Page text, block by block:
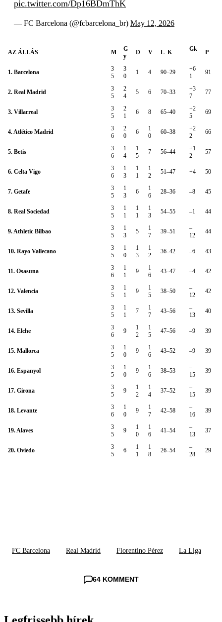
pic.twitter.com/Dp16BDmThK
— FC Barcelona (@fcbarcelona_br) May 12, 2026
AZ ÁLLÁS M
G
y
D V L–K Gk P
1. Barcelona
3
5
3
0
1 4 90–29
+6
1
91
2. Real Madrid
3
5
2
4
5 6 70–33
+3
7
77
3. Villarreal
3
5
2
1
6 8 65–40
+2
5
69
4. Atlético Madrid
3
6
2
0
6
1
0
60–38
+2
2
66
5. Betis
3
6
1
4
1
5
7 56–44
+1
2
57
6. Celta Vigo
3
6
1
3
1
1
1
2
51–47 +4 50
7. Getafe
3
5
1
3
6
1
6
28–36 –8 45
8. Real Sociedad
3
5
1
1
1
1
1
3
54–55 –1 44
9. Athletic Bilbao
3
5
1
3
5
1
7
39–51
–
12
44
10. Rayo Vallecano
3
5
1
0
1
3
1
2
36–42 –6 43
11. Osasuna
3
6
1
1
9
1
6
43–47 –4 42
12. Valencia
3
5
1
1
9
1
5
38–50
–
12
42
13. Sevilla
3
5
1
1
7
1
7
43–56
–
13
40
14. Elche
3
6
9
1
2
1
5
47–56 –9 39
15. Mallorca
3
5
1
0
9
1
6
43–52 –9 39
16. Espanyol
3
5
1
0
9
1
6
38–53
–
15
39
17. Girona
3
5
9
1
2
1
4
37–52
–
15
39
18. Levante
3
6
1
0
9
1
7
42–58
–
16
39
19. Alaves
3
5
9
1
0
1
6
41–54
–
13
37
20. Oviedo
3
5
6
1
1
1
8
26–54
–
28
29
FC Barcelona Real Madrid Florentino Pérez La Liga
64 KOMMENT